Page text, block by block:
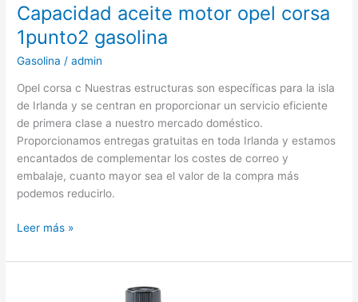
Capacidad aceite motor opel corsa
1punto2 gasolina
Gasolina /admin
Opel corsa c Nuestras estructuras son específicas para la isla
de Irlanda y se centran en proporcionar un servicio eficiente
de primera clase a nuestro mercado doméstico.
Proporcionamos entregas gratuitas en toda Irlanda y estamos
encantados de complementar los costes de correo y
embalaje, cuanto mayor sea el valor de la compra más
podemos reducirlo.
Capacidad
motor
Leer más »